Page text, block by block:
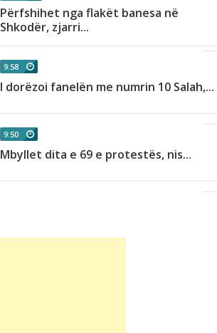
Përfshihet nga flakët banesa në
Shkodër, zjarri...
9:58
I dorëzoi fanelën me numrin 10 Salah,...
9:50
Mbyllet dita e 69 e protestës, nis...